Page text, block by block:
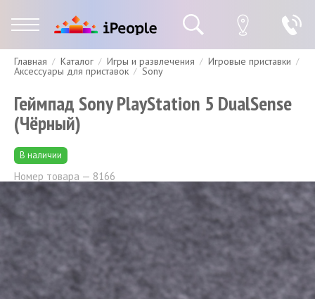
Гарантия Доставка и оплата Спецпредложения Скидки
Главная Каталог Игры и развлечения Игровые приставки
Аксессуары для приставок Sony
Геймпад Sony PlayStation 5 DualSense
(Чёрный)
В наличии
Номер товара — 8166